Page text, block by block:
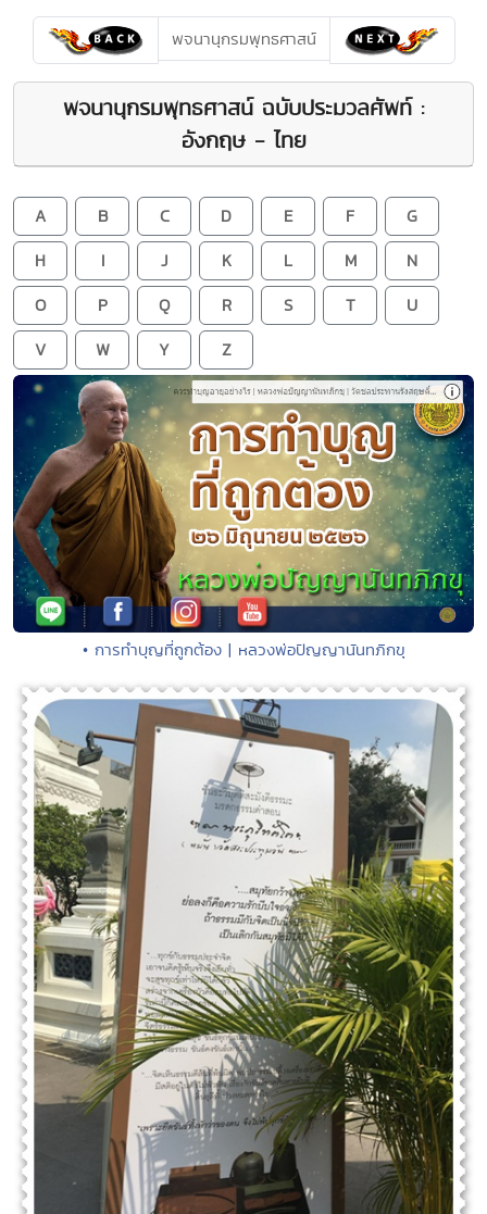
พจนานุกรมพุทธศาสน์
พจนานุกรมพุทธศาสน์ ฉบับประมวลศัพท์ :
อังกฤษ - ไทย
A B C D E F
G
H
I J K L M
N
O
P Q R S T
U
V
W Y Z
• การทำบุญที่ถูกต้อง | หลวงพ่อปัญญานันทภิกขุ